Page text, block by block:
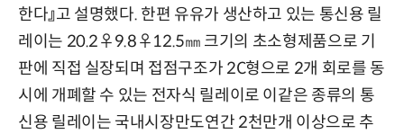
한다』고 설명했다. 한편 유유가 생산하고 있는 통신용 릴
레이는 20.2♀9.8♀12.5㎜ 크기의 초소형제품으로 기
판에 직접 실장되며 접점구조가 2C형으로 2개 회로를 동
시에 개폐할 수 있는 전자식 릴레이로 이같은 종류의 통
신용 릴레이는 국내시장만도연간 2천만개 이상으로 추